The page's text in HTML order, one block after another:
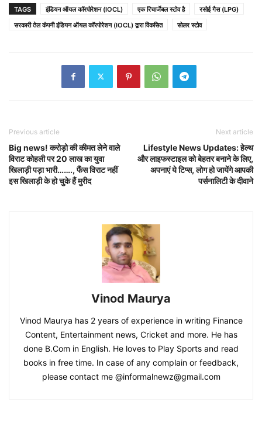
TAGS इंडियन ऑयल कॉरपोरेशन (IOCL) एक रिचार्जेबल स्टोव है
रसोई गैस (LPG)
सरकारी तेल कंपनी इंडियन ऑयल कॉरपोरेशन (IOCL) द्वारा विकसित
सोलर स्टोव
Previous article
Big news! करोड़ो की कीमत लेने वाले
विराट कोहली पर 20 लाख का युवा
खिलाड़ी पड़ा भारी……., फैंस विराट नहीं
इस खिलाड़ी के हो चुके हैं मुरीद
Next article
Lifestyle News Updates: हेल्थ
और लाइफस्टाइल को बेहतर बनाने के लिए,
अपनाएं ये टिप्स, लोग हो जायेंगे आपकी
पर्सनालिटी के दीवाने
Vinod Maurya
Vinod Maurya has 2 years of experience in writing Finance
Content, Entertainment news, Cricket and more. He has
done B.Com in English. He loves to Play Sports and read
books in free time. In case of any complain or feedback,
please contact me @informalnewz@gmail.com